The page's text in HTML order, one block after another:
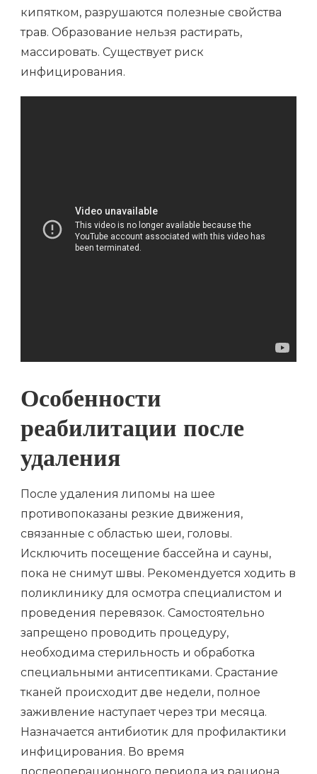
кипятком, разрушаются полезные свойства
трав. Образование нельзя растирать,
массировать. Существует риск
инфицирования.
Особенности
реабилитации после
удаления
После удаления липомы на шее
противопоказаны резкие движения,
связанные с областью шеи, головы.
Исключить посещение бассейна и сауны,
пока не снимут швы. Рекомендуется ходить в
поликлинику для осмотра специалистом и
проведения перевязок. Самостоятельно
запрещено проводить процедуру,
необходима стерильность и обработка
специальными антисептиками. Срастание
тканей происходит две недели, полное
заживление наступает через три месяца.
Назначается антибиотик для профилактики
инфицирования. Во время